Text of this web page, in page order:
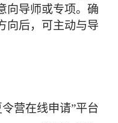
向导师或专项。确
向后，可主动与导
营在线申请”平台